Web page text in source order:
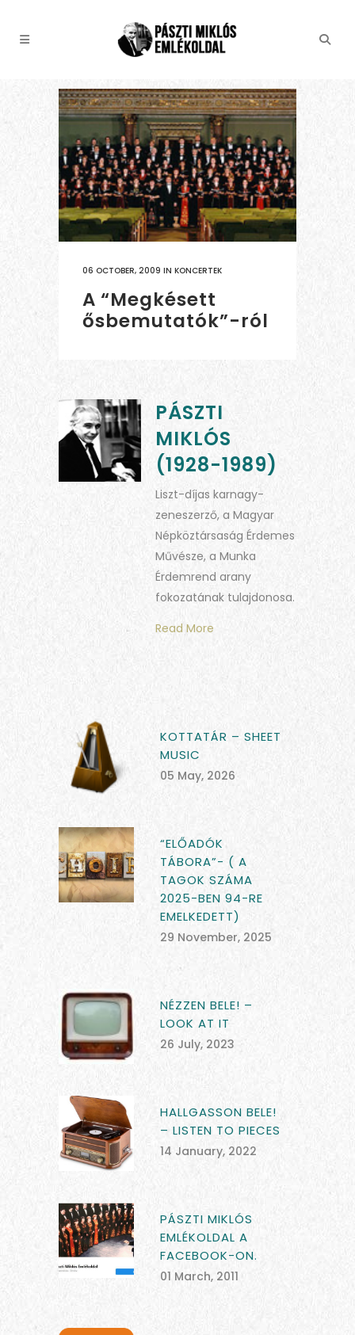
06 OCTOBER, 2009 IN KONCERTEK
A “Megkésett
ősbemutatók”-ról
PÁSZTI
MIKLÓS
(1928-1989)
Liszt-díjas karnagy-
zeneszerző, a Magyar
Népköztársaság Érdemes
Művésze, a Munka
Érdemrend arany
fokozatának tulajdonosa.
Read More
KOTTATÁR – SHEET
MUSIC
05 May, 2026
“ELŐADÓK
TÁBORA”- ( A
TAGOK SZÁMA
2025-BEN 94-RE
EMELKEDETT)
29 November, 2025
NÉZZEN BELE! –
LOOK AT IT
26 July, 2023
HALLGASSON BELE!
– LISTEN TO PIECES
14 January, 2022
PÁSZTI MIKLÓS
EMLÉKOLDAL A
FACEBOOK-ON.
01 March, 2011